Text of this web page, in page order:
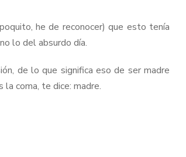
he de reconocer) que esto tenía
lo del absurdo día.
de lo que significa eso de ser madre
la coma, te dice: madre.